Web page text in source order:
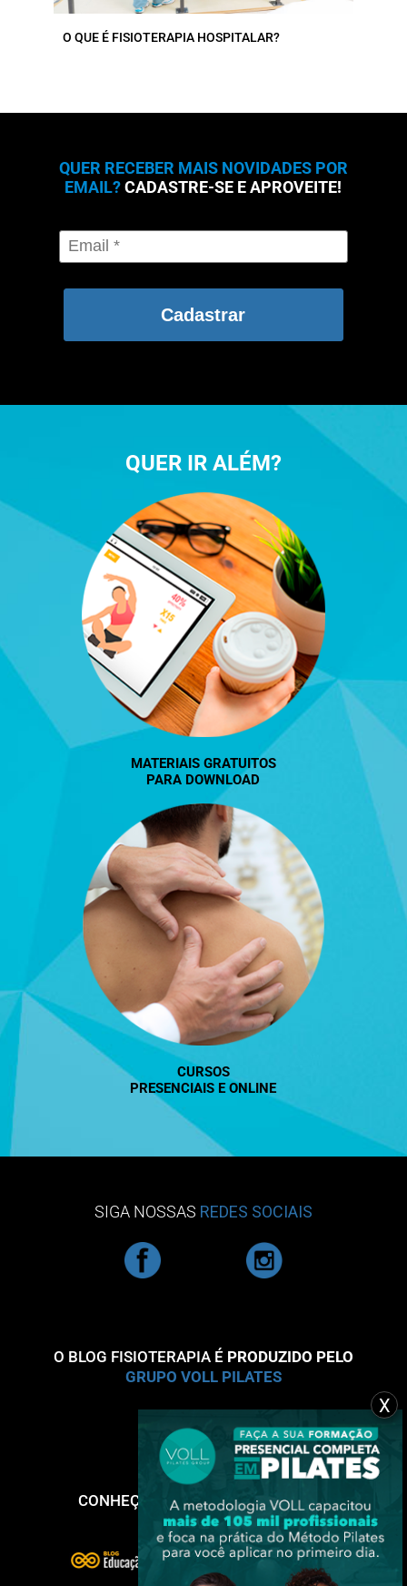
O QUE É FISIOTERAPIA HOSPITALAR?
QUER RECEBER MAIS NOVIDADES POR
EMAIL?CADASTRE-SE E APROVEITE!
Cadastrar
QUER IR ALÉM?
MATERIAIS GRATUITOS
PARA DOWNLOAD
CURSOS
PRESENCIAIS EONLINE
SIGA NOSSAS REDES SOCIAIS
O BLOG FISIOTERAPIA É PRODUZIDO PELO
GRUPO VOLL PILATES
CONHEÇA NOSSOS OUTROS BLOGS:
X